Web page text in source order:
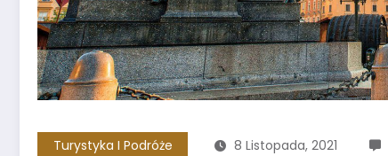
Turystyka I Podróże 8 Listopada, 2021